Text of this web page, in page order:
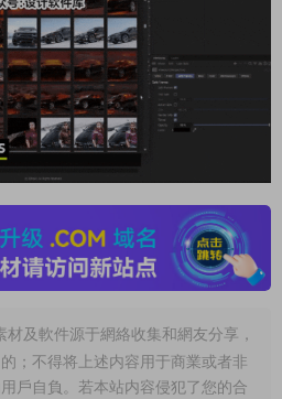
材及軟件源于網絡收集和網友分享，
；不得将上述内容用于商業或者非
戶自負。若本站内容侵犯了您的合